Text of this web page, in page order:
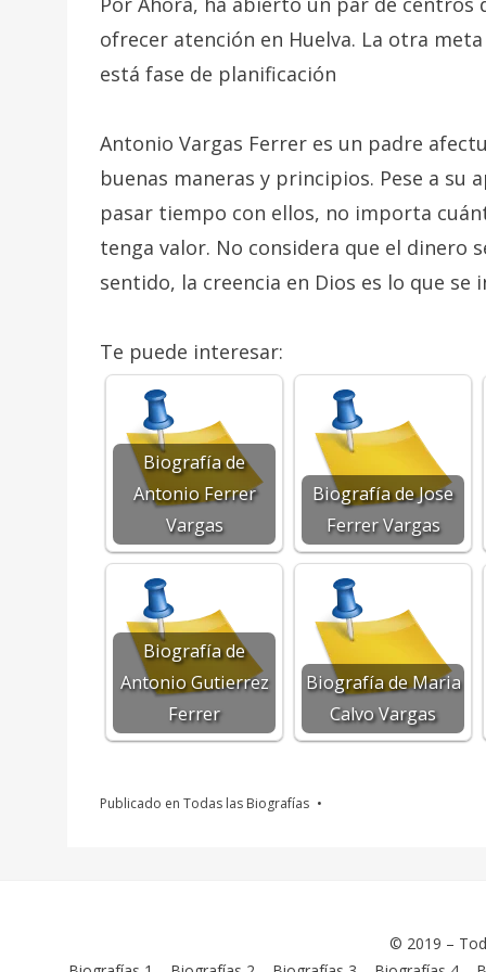
ofrecer atención en Huelva. La otra
está fase de planificación
Antonio Vargas Ferrer es un padre
buenas maneras y principios. Pese a su
pasar tiempo con ellos, no importa
tenga valor. No considera que el dinero
sentido, la creencia en Dios es lo que se
Te puede interesar:
Biografía de
Antonio Ferrer
Vargas
Biografía de Jose
Ferrer Vargas
Biografía de
Antonio Gutierrez
Ferrer
Biografía de Maria
Calvo Vargas
Publicado en Todas las Biografías
© 2019 –